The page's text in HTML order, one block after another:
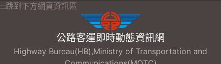
:::跳到下方網頁資訊區
公路客運即時動態資訊網
Highway Bureau(HB),Ministry of Transportation and